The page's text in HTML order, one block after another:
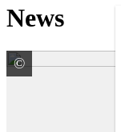
News
© PCI